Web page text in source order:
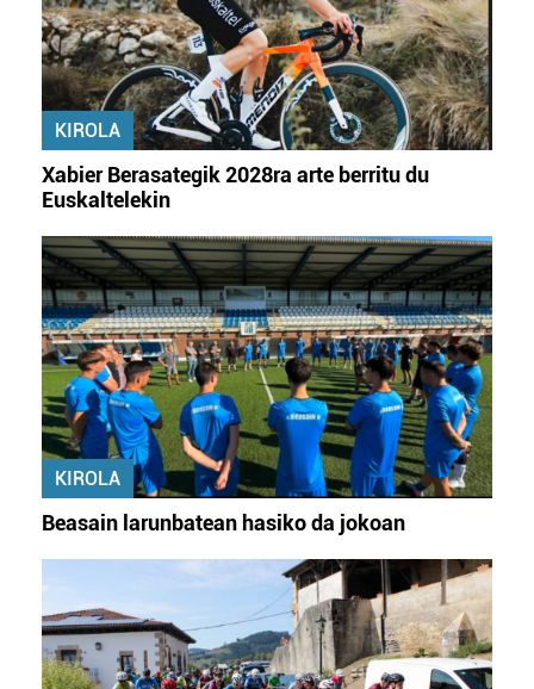
KIROLA
Xabier Berasategik 2028ra arte berritu du
Euskaltelekin
KIROLA
Beasain larunbatean hasiko da jokoan